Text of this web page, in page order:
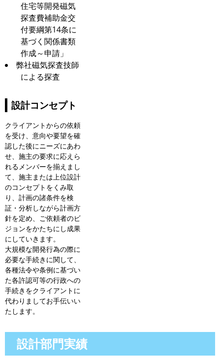
住宅等開発磁気
探査費補助金交
付要綱第14条に
基づく関係書類
作成～申請」
弊社磁気探査技師
による探査
設計コンセプト
クライアントからの依頼
を受け、意向や要望を確
認した後にニーズにあわ
せ、施主の要求に応えら
れるメンバーを揃えまし
て、施主または上位設計
のコンセプトをくみ取
り、計画の諸条件を検
証・分析しながら計画方
針を定め、ご依頼者のビ
ジョンをかたちにし成果
にしていきます。
大規模な開発行為の際に
必要な手続きに関して、
各種法令や条例に基づい
た各許認可等の行政への
手続きをクライアントに
代わりましてお手伝いい
たします。
設計部門実績